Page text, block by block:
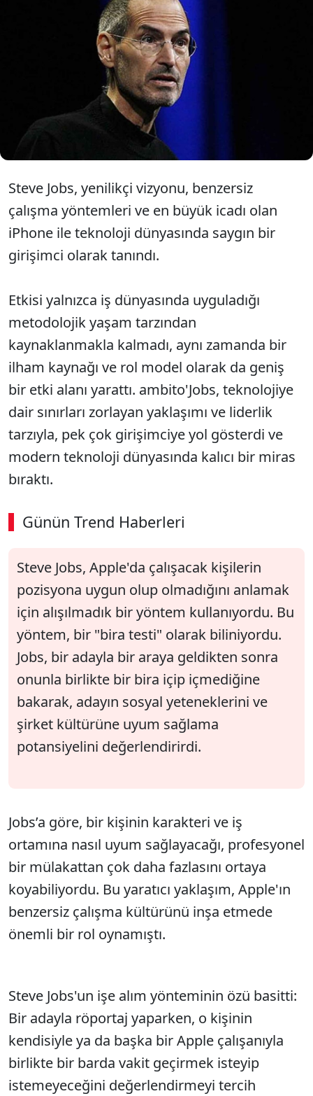
Apple'ın kurucusunun, şirketi için yeni
yetenekler arayışında kullandığı bir yöntem
vardı. Yeni ve yaratıcı zihinleri şirkete
kazandırmak için farklı stratejiler uygulayan
Apple, özellikle inovasyon ve liderlik
becerilerine sahip profesyonellere
odaklanmıştır.
Steve Jobs, yenilikçi vizyonu, benzersiz
çalışma yöntemleri ve en büyük icadı olan
iPhone ile teknoloji dünyasında saygın bir
girişimci olarak tanındı.
Etkisi yalnızca iş dünyasında uyguladığı
metodolojik yaşam tarzından
kaynaklanmakla kalmadı, aynı zamanda bir
ilham kaynağı ve rol model olarak da geniş
bir etki alanı yarattı. ambito'Jobs, teknolojiye
dair sınırları zorlayan yaklaşımı ve liderlik
tarzıyla, pek çok girişimciye yol gösterdi ve
modern teknoloji dünyasında kalıcı bir miras
bıraktı.
Günün Trend Haberleri
Steve Jobs, Apple'da çalışacak kişilerin
pozisyona uygun olup olmadığını anlamak
için alışılmadık bir yöntem kullanıyordu. Bu
yöntem, bir "bira testi" olarak biliniyordu.
Jobs, bir adayla bir araya geldikten sonra
onunla birlikte bir bira içip içmediğine
bakarak, adayın sosyal yeteneklerini ve
şirket kültürüne uyum sağlama
potansiyelini değerlendirirdi.
Jobs’a göre, bir kişinin karakteri ve iş
ortamına nasıl uyum sağlayacağı, profesyonel
bir mülakattan çok daha fazlasını ortaya
koyabiliyordu. Bu yaratıcı yaklaşım, Apple'ın
benzersiz çalışma kültürünü inşa etmede
önemli bir rol oynamıştı.
Steve Jobs'un işe alım yönteminin özü basitti:
Bir adayla röportaj yaparken, o kişinin
kendisiyle ya da başka bir Apple çalışanıyla
birlikte bir barda vakit geçirmek isteyip
istemeyeceğini değerlendirmeyi tercih